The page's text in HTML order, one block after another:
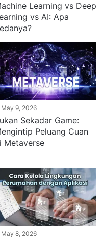
Learning vs Deep
vs AI: Apa
May 9, 2026
Sekadar Game:
Peluang Cuan
Metaverse
May 8, 2026